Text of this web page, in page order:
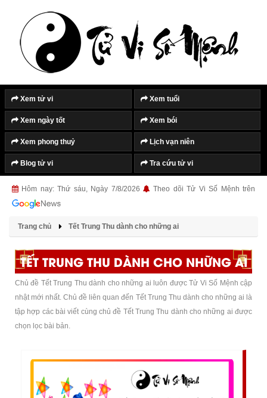
Xem tử vi Xem tuổi
Xem ngày tốt Xem bói
Xem phong thuỷ Lịch vạn niên
Blog tử vi Tra cứu tử vi
Hôm nay: Thứ sáu, Ngày 7/8/2026 Theo dõi Tử Vi Số Mệnh trên
Trang chủ Tết Trung Thu dành cho những ai
TẾT TRUNG THU DÀNH CHO NHỮNG AI
Chủ đề Tết Trung Thu dành cho những ai luôn được Tử Vi Số Mệnh cập
nhật mới nhất. Chủ đề liên quan đến Tết Trung Thu dành cho những ai là
tập hợp các bài viết cùng chủ đề Tết Trung Thu dành cho những ai được
chọn lọc bài bản.